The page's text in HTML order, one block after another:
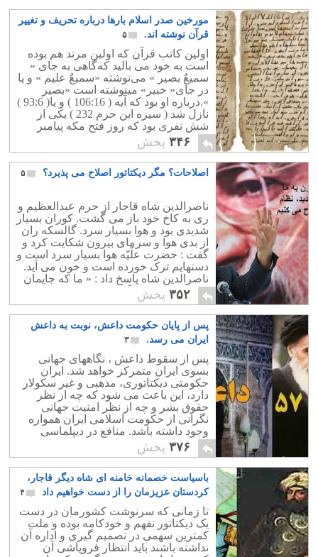
مورخین صدر اسلام بارها درباره تحریف و تغییر
قرآن نوشته اند.
۵
اولین کاتب قرآن که اولین مرتد هم بوده
است به ﺧﻮﺩ ﻣﯽ ﺑﺎﻟﯿﺪ ﮐﻪﮔﺎﻫﯽ ﺑﻪ ﺟﺎﯼ ‏«
ﺳﻤﯿﻊٌ ﺑﺼﯿﺮ ‏» ﻣﯽﻧﻮﺷﺘﻪ ‏«ﺳﻤﯿﻊٌ ﻋﻠﯿﻢ ‏» ﻭ ﯾﺎ
ﺩﺭ ﺟﺎﯼ« ﺧﺒﯿﺮ‏» ﻣﯿﻨﻮﺷﺘﻪ ﺍﺳﺖ ‏«ﺑﺼﯿﺮ
‏».ﺩﺭﺑﺎﺭﻩ ﺍﻭ ﺑﻮﺩ ﮐﻪ ﺁﯾﻪ ‏( 106:16 ‏) ﻭ ﯾﺎ( 93:6 ‏)
ﻧﺎﺯﻝ ﺷﺪ ‏( ﺳﯿﺮﻩ ﺍﺑﻦ ﺣﺰﻡ 232 ‏) ﯾﮑﯽ ﺍﺯ
ﺷﺶ ﻧﻔﺮﯼ ﺑﻮﺩ ﮐﻪ ﺭﻭﺯ ﻓﺘﺢ ﻣﮑﻪ ﭘﯿﺎﻣﺒﺮ
اگر شما هم مانند ما قرآن را خوانده اید
حتما متنهای تغییر یافته بدست او را نیز
خوانده اید. عبدالله ابی سرح به محمد
نیست؟ محمد پاسخ داد : آری اینها وحی
خداست. عبدالله گفت : اگر وحی خداست
چرا اجازه ویرایش به من داده ای؟ عبدالله
پس از این ماجرا محمد را ترک کرد و
بعنوان اولین مرتد مشهور گشت.
۳۴۶ پخش
اصلاحات؟ مگر دیکتاتور اصلاح می پذیرد؟ ۵
ناصرالدین شاه قاجار از حرم عبدالعظیم و
ری به کاخ خود باز می گشت. کوران بسیار
شدیدی بود و هوا بسیار سرد. گالسکه ران
از بدی هوا و سرمای بیرون شکایت کرد و
گفت : حضرت علّیّه هوا بسیار سرد است و
دستهایم ترک خورده است و خون می آید.
ناصرالدین شاه پاسخ داد : « ما که جایمان
بدست چنین شاه بی عرضه و احمقی اداره
شد! جایش خوب بود! به همین حال است
جایگاه امثال روحانی و زیباکلام. اینها هم
جایشان گرم است.
۳۵۲ پخش
پس از پایان حکومت داعش، نوبت به داعش
ایران می رسد.
۳
پس از سقوط داعش ، نگاههای جهانی
بسوی ایران متمرکز خواهد شد. ایران
حکومتی دیکتاتوری، مذهبی و غیر سکولار
دارد، این باعث می شود که چه از نظر
حقوق بشر و چه از نظر امنیت جهانی
نگرانی از حکومت اسلامی ایران همواره
وجود داشته باشد. منافع در دیپلماسی
حرف اول را می زند و بعید نیست که
روسیه بخاطر منافعی که در غرب و امریکا
دارد دست از حمایت از ایران بردارد و
فشارها برای پایان نظام ولایت فقیه بیش
از پیش گردد. فشارهایی که چند سال پیش
مجبور شده است مخالفان خود را به
رسمیت بشناسد و در کنفرانس برلین
نماینده اسد در کنار مخالفان پای یک میز
مذاکره بنشیند.
۳۷۶ پخش
باسیاست خصمانه خامنه ای شاه دیگر قاجار،
کردستان عزیزمان را از دست خواهیم داد
۴
تا زمانی که سرنوشت کشورمان در دست
یک دیکتاتور نفهم و خودکامه بوده و ملت
کمترین سهمی در تصمیم گیری و اداره آن
نداشته باشند باید انتظار فروپاشی آن